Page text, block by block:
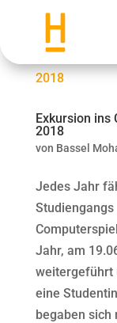
Exkursion ins
2018
von Bassel
Jedes Jahr
Jahr, am
weitergeführt
eine
begaben sich